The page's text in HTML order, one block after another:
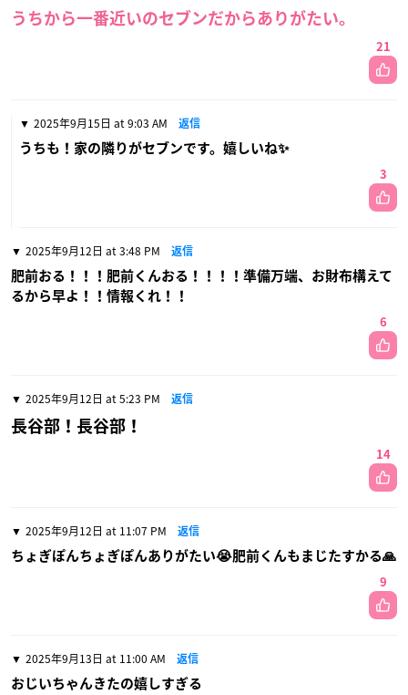
うちから一番近いのセブンだからありがたい。
21
2025年9月15日 at 9:03 AM 返信
うちも！家の隣りがセブンです。嬉しいね✨
3
2025年9月12日 at 3:48 PM 返信
肥前おる！！！肥前くんおる！！！！準備万端、お財布構えて
るから早よ！！情報くれ！！
6
2025年9月12日 at 5:23 PM 返信
長谷部！長谷部！
14
2025年9月12日 at 11:07 PM 返信
ちょぎぽんちょぎぽんありがたい😭肥前くんもまじたすかる🙏
9
2025年9月13日 at 11:00 AM 返信
おじいちゃんきたの嬉しすぎる